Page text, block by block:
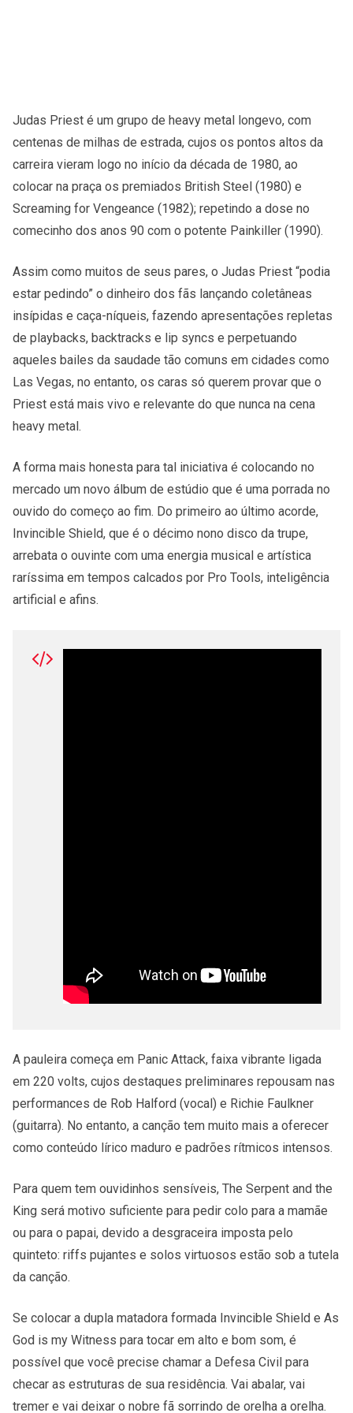
Judas Priest é um grupo de heavy metal longevo, com
centenas de milhas de estrada, cujos os pontos altos da
carreira vieram logo no início da década de 1980, ao
colocar na praça os premiados British Steel (1980) e
Screaming for Vengeance (1982); repetindo a dose no
comecinho dos anos 90 com o potente Painkiller (1990).
Assim como muitos de seus pares, o Judas Priest “podia
estar pedindo” o dinheiro dos fãs lançando coletâneas
insípidas e caça-níqueis, fazendo apresentações repletas
de playbacks, backtracks e lip syncs e perpetuando
aqueles bailes da saudade tão comuns em cidades como
Las Vegas, no entanto, os caras só querem provar que o
Priest está mais vivo e relevante do que nunca na cena
heavy metal.
A forma mais honesta para tal iniciativa é colocando no
mercado um novo álbum de estúdio que é uma porrada no
ouvido do começo ao fim. Do primeiro ao último acorde,
Invincible Shield, que é o décimo nono disco da trupe,
arrebata o ouvinte com uma energia musical e artística
raríssima em tempos calcados por Pro Tools, inteligência
artificial e afins.
A pauleira começa em Panic Attack, faixa vibrante ligada
em 220 volts, cujos destaques preliminares repousam nas
performances de Rob Halford (vocal) e Richie Faulkner
(guitarra). No entanto, a canção tem muito mais a oferecer
como conteúdo lírico maduro e padrões rítmicos intensos.
Para quem tem ouvidinhos sensíveis, The Serpent and the
King será motivo suficiente para pedir colo para a mamãe
ou para o papai, devido a desgraceira imposta pelo
quinteto: riffs pujantes e solos virtuosos estão sob a tutela
da canção.
Se colocar a dupla matadora formada Invincible Shield e As
God is my Witness para tocar em alto e bom som, é
possível que você precise chamar a Defesa Civil para
checar as estruturas de sua residência. Vai abalar, vai
tremer e vai deixar o nobre fã sorrindo de orelha a orelha.